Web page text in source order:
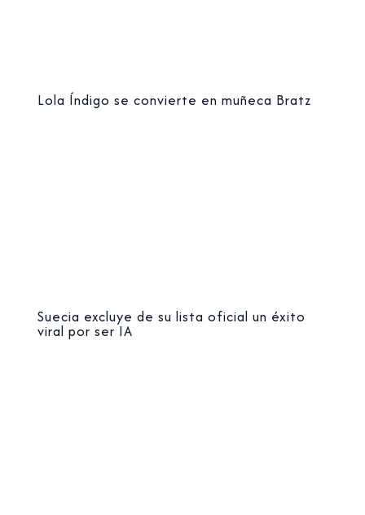
Lola Índigo se convierte en muñeca Bratz
Suecia excluye de su lista oficial un éxito
viral por ser IA